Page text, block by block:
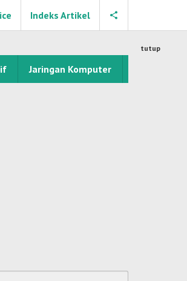
Indeks Artikel
Jaringan Komputer
tutup